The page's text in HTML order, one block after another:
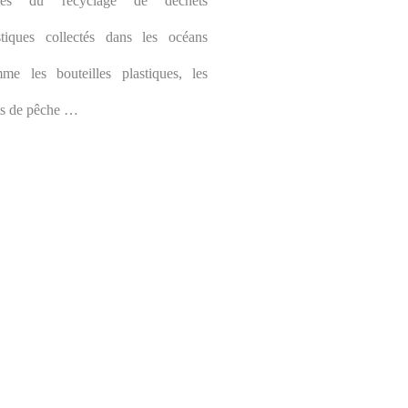
collectés dans les océans
les bouteilles plastiques, les
de pêche …